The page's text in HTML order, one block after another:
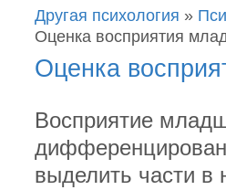
Другая психология »
Оценка восприятия
Оценка
Восприятие
выделить части в